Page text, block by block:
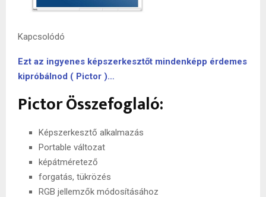
Kapcsolódó
Ezt az ingyenes képszerkesztőt mindenképp érdemes
kipróbálnod ( Pictor )…
Pictor Összefoglaló:
Képszerkesztő alkalmazás
Portable változat
képátméretező
forgatás, tükrözés
RGB jellemzők módosításához